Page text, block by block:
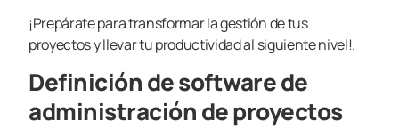
¡Prepárate para transformar la gestión de tus
proyectos y llevar tu productividad al siguiente nivel!.
Definición de software de
administración de proyectos